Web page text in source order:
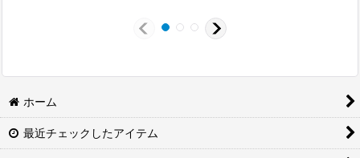
ホーム
最近チェックしたアイテム